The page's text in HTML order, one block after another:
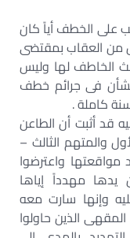
تعاقب على الخطف أياً كان
من العقاب بمقتضى
الخاطف لها وليس
فى جرائم خطف
كاملة .
قد أثبت أن الطاعن
والمتهم الثالث –
واعترضوا
مهدداً إياها
وإنها سارت معه
الذين حاولوا